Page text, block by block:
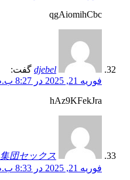
qgAiomihCbc
djebel گفت:
فوریه 21, 2025 در 8:27 ب.ظ
hAz9KFekJra
集団セックス
فوریه 21, 2025 در 8:33 ب.ظ